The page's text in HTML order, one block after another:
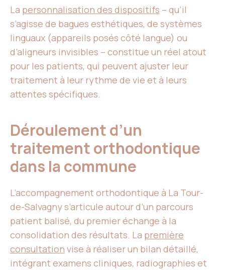
La personnalisation des dispositifs – qu’il
s’agisse de bagues esthétiques, de systèmes
linguaux (appareils posés côté langue) ou
d’aligneurs invisibles – constitue un réel atout
pour les patients, qui peuvent ajuster leur
traitement à leur rythme de vie et à leurs
attentes spécifiques.
Déroulement d’un
traitement orthodontique
dans la commune
L’accompagnement orthodontique à La Tour-
de-Salvagny s’articule autour d’un parcours
patient balisé, du premier échange à la
consolidation des résultats. La première
consultation vise à réaliser un bilan détaillé,
intégrant examens cliniques, radiographies et